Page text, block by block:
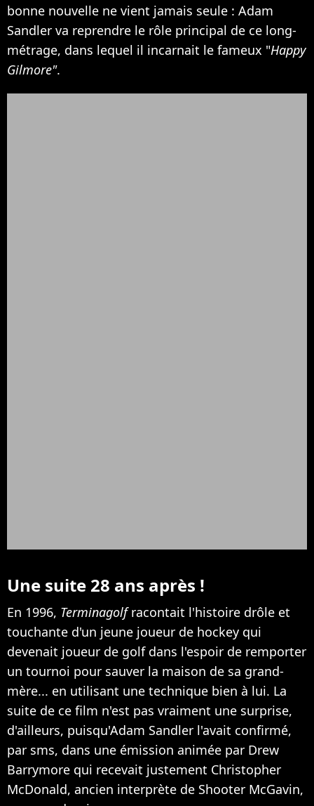
bonne nouvelle ne vient jamais seule : Adam
Sandler va reprendre le rôle principal de ce long-
métrage, dans lequel il incarnait le fameux "Happy
Gilmore".
Une suite 28 ans après !
En 1996, Terminagolfracontait l'histoire drôle et
touchante d'un jeune joueur de hockey qui
devenait joueur de golf dans l'espoir de remporter
un tournoi pour sauver la maison de sa grand-
mère... en utilisant une technique bien à lui. La
suite de ce film n'est pas vraiment une surprise,
d'ailleurs, puisqu'Adam Sandler l'avait confirmé,
par sms, dans une émission animée par Drew
Barrymore qui recevait justement Christopher
McDonald, ancien interprète de Shooter McGavin,